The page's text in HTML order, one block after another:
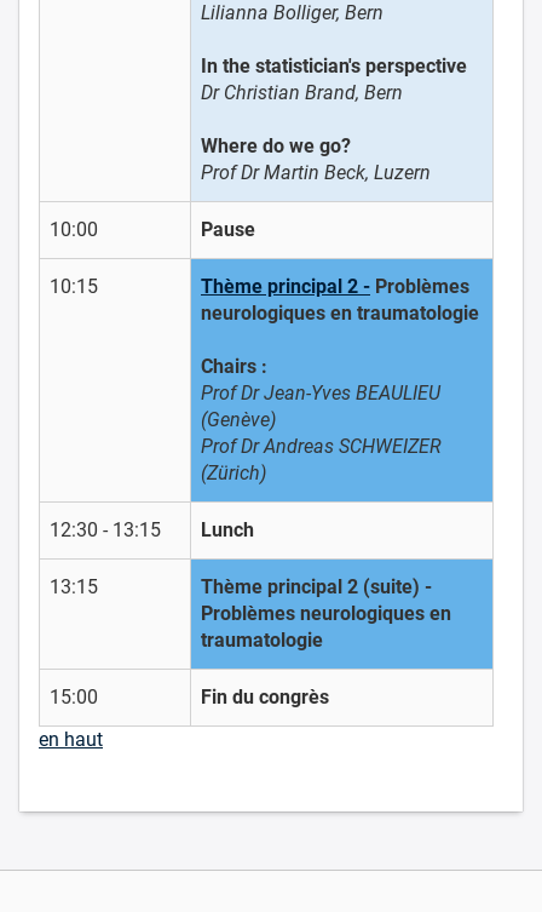
Lilianna Bolliger, Bern
In the statistician's perspective
Dr Christian Brand, Bern
Where do we go?
Prof Dr Martin Beck, Luzern
10:00 Pause
10:15 Thème principal 2 - Problèmes
neurologiques en traumatologie
Chairs :
Prof Dr Jean-Yves BEAULIEU
(Genève)
Prof Dr Andreas SCHWEIZER
(Zürich)
12:30 - 13:15 Lunch
13:15
Thème principal 2 (suite) -
Problèmes neurologiques en
traumatologie
15:00
Fin du congrès
en haut